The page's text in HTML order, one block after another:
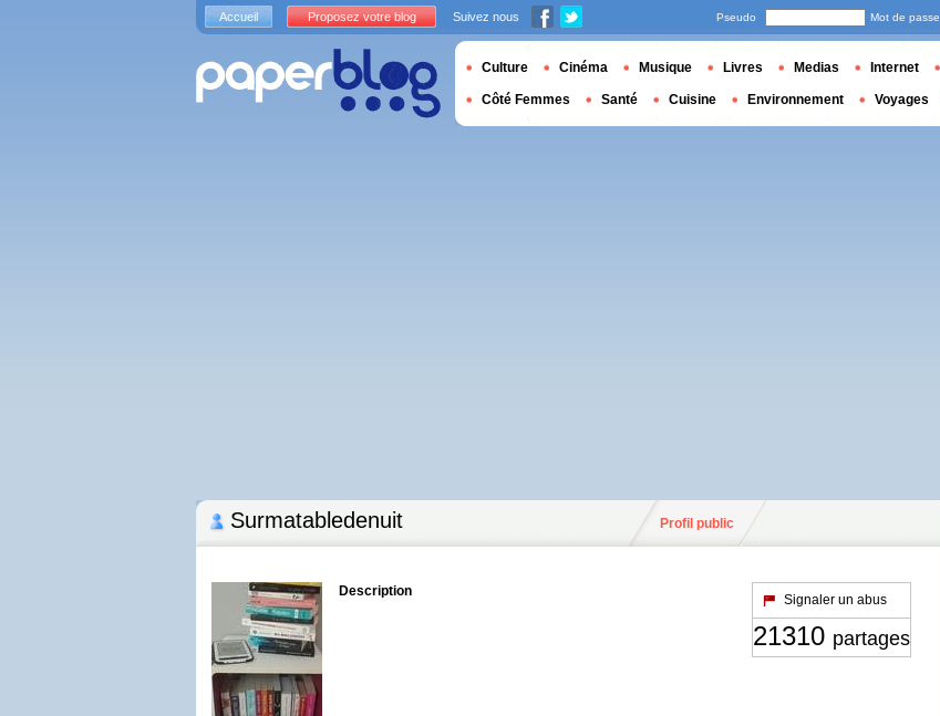
Surmatabledenuit Profil public
Description
Signaler un abus
21310 partages
Accueil Proposez votre blog Suivez nous Pseudo Mot de passe
Culture Cinéma Musique Livres Medias Internet
Côté Femmes Santé Cuisine Environnement Voyages